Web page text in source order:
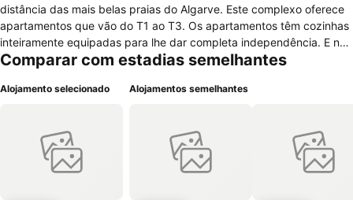
distância das mais belas praias do Algarve. Este complexo oferece
apartamentos que vão do T1 ao T3. Os apartamentos têm cozinhas
inteiramente equipadas para lhe dar completa independência. E no
hotel, que faz parte do complexo do Real Marina, existem as
incluindo restaurantes panorâmicos, bares, ginásio completo e
proporciona uma acomodação fantástica para umas férias de praias
desertas perfeitas e inesquecíveis. O Real Marina Residence oferece
aos seus visitantes um serviço de barco do Real Marina. Deste
Comparar com estadias semelhantes
Alojamento selecionado Alojamentos semelhantes